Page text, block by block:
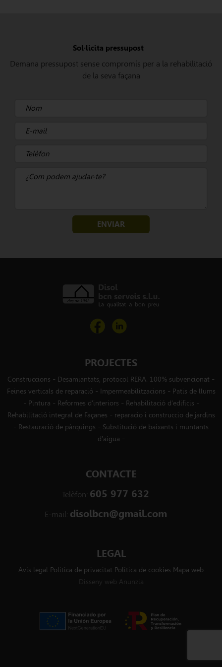
Sol·licita pressupost
Demana pressupost sense compromís per a la rehabilitació
de la seva façana
ENVIAR
PROJECTES
Construccions - Desamiantats, protocol RERA. 100% subvencionat -
Feines verticals de reparació - Impermeabilitzacions - Patis de llums
- Pintura - Reformes d'interiors - Rehabilitació d'edificis -
Rehabilitació integral de Façanes - reparacio i construccio de jardins
- Restauració de pàrquings - Substitució de baixants i muntants
d'aigua -
CONTACTE
Telèfon: 605 977 632
E-mail: disolbcn@gmail.com
LEGAL
Avís legal Política de privacitat Política de cookies Mapa web
Disseny web Anunzia